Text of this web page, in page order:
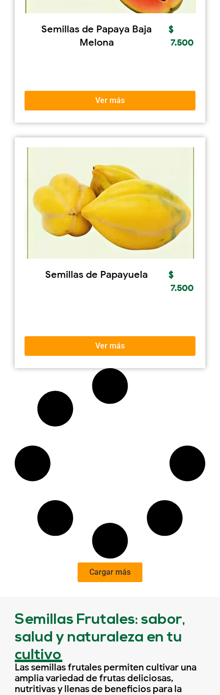
Semillas de Papaya Baja
Melona
$
7.500
Ver más
Semillas de Papayuela
$
7.500
Ver más
Cargar más
Semillas Frutales: sabor,
salud y naturaleza en tu
cultivo
Las semillas frutales permiten cultivar una
amplia variedad de frutas deliciosas,
nutritivas y llenas de beneficios para la